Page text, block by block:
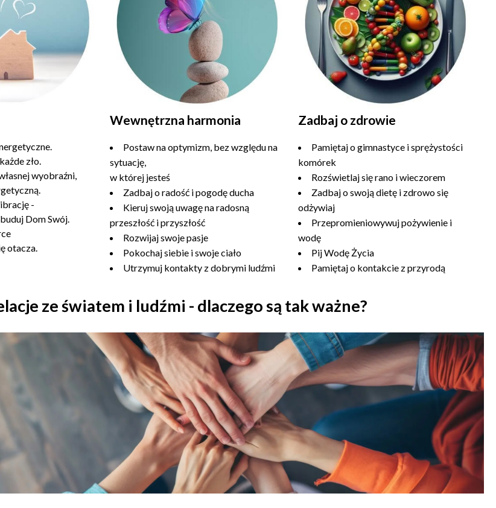
zło.
wyobraźni,
-
Dom Swój.
otacza.
Wewnętrzna harmonia
Postaw na optymizm, bez względu na
sytuację,
w której jesteś
Zadbaj o radość i pogodę ducha
Kieruj swoją uwagę na radosną
przeszłość i przyszłość
Rozwijaj swoje pasje
Pokochaj siebie i swoje ciało
Utrzymuj kontakty z dobrymi ludźmi
Zadbaj o zdrowie
Pamiętaj o gimnastyce i sprężystości
komórek
Rozświetlaj się rano i wieczorem
Zadbaj o swoją dietę i zdrowo się
odżywiaj
Przepromieniowywuj pożywienie i
wodę
Pij Wodę Życia
Pamiętaj o kontakcie z przyrodą
ze światem i ludźmi - dlaczego są tak ważne?